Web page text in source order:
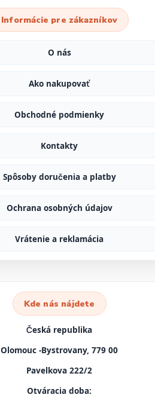
Informácie pre zákazníkov
O nás
Ako nakupovať
Obchodné podmienky
Kontakty
Spôsoby doručenia a platby
Ochrana osobných údajov
Vrátenie a reklamácia
Kde nás nájdete
Česká republika
Olomouc -Bystrovany, 779 00
Pavelkova 222/2
Otváracia doba: